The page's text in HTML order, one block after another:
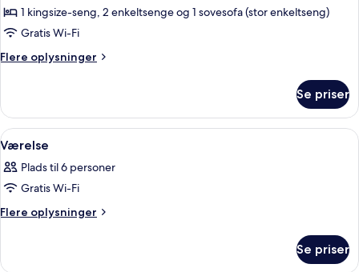
1 kingsize-seng, 2 enkeltsenge og 1 sovesofa (stor enkeltseng)
Gratis Wi-Fi
Flere oplysninger
Flere
suite
Se priser
Indlæs
alle
billeder
af
Værelse
Et soveværelse med en seng, et
8
Værelse
Plads til 6 personer
Gratis Wi-Fi
Flere oplysninger
Flere
Se priser